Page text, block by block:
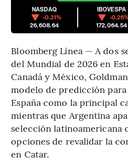
NASDAQ
-0.31%
26,608.64
IBOVESPA
-
172,064.54
Bloomberg Línea — A dos
del Mundial de 2026 en
Canadá y México,
modelo de predicción
España como la principal
mientras que Argentina
selección latinoamericana
opciones de revalidar la
en Catar.